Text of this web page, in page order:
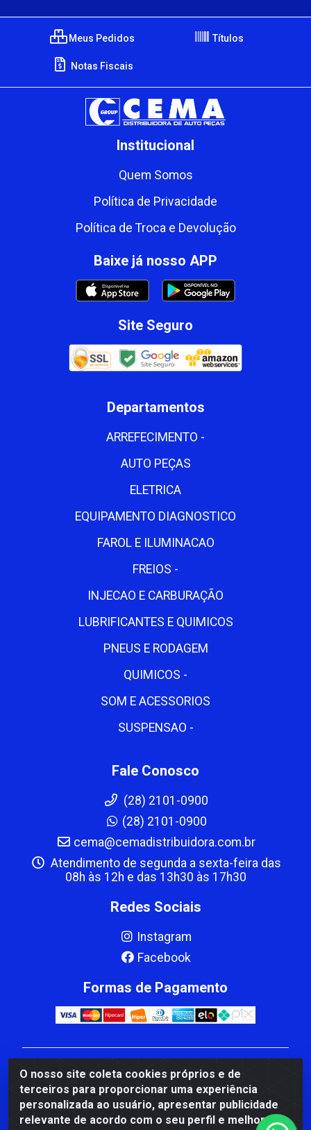
O nosso site coleta cookies próprios e de
terceiros para proporcionar uma experiência
personalizada ao usuário, apresentar publicidade
relevante de acordo com o seu perfil e melhorar a
Meus Pedidos Títulos
Notas Fiscais
Institucional
Quem Somos
Política de Privacidade
Política de Troca e Devolução
Baixe já nosso APP
Site Seguro
Departamentos
ARREFECIMENTO -
AUTO PEÇAS
ELETRICA
EQUIPAMENTO DIAGNOSTICO
FAROL E ILUMINACAO
FREIOS -
INJECAO E CARBURAÇÃO
LUBRIFICANTES E QUIMICOS
PNEUS E RODAGEM
QUIMICOS -
SOM E ACESSORIOS
SUSPENSAO -
Fale Conosco
(28) 2101-0900
(28) 2101-0900
cema@cemadistribuidora.com.br
Atendimento de segunda a sexta-feira das
08h às 12h e das 13h30 às 17h30
Redes Sociais
Instagram
Facebook
Formas de Pagamento
CBP MACEDO COMERCIO PEÇAS LTDA Matriz - av
Mauro Miranda Madureira, 1249 - Coramara , Cachoeiro
de Itapemirim/ES - CEP 29.311-310 - CNPJ
00.502.680/0001-41